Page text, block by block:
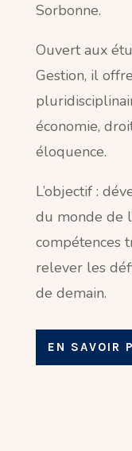
Sorbonne.
Ouvert aux
Gestion, il
économie,
éloquence.
L’objectif :
du monde de
compétences
relever les
de demain.
EN SAVOIR